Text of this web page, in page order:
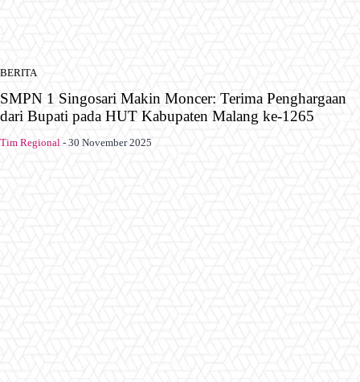
BERITA
SMPN 1 Singosari Makin Moncer: Terima Penghargaan
dari Bupati pada HUT Kabupaten Malang ke-1265
Tim Regional - 30 November 2025